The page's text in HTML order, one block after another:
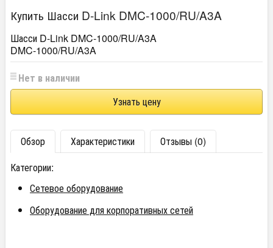
Купить Шасси D-Link DMC-1000/RU/A3A
Шасси D-Link DMC-1000/RU/A3A
DMC-1000/RU/A3A
Нет в наличии
Узнать цену
Обзор Характеристики
Отзывы (0)
Категории:
Сетевое оборудование
Оборудование для корпоративных сетей